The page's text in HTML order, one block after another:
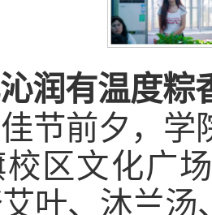
润有温度粽
节前夕，学
区文化广
叶、沐兰